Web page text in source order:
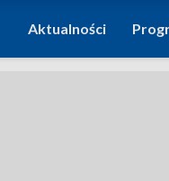
Aktualności